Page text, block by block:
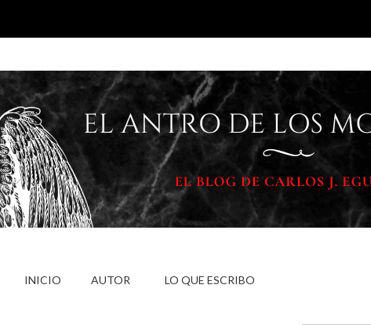
INICIO AUTOR LO QUE ESCRIBO